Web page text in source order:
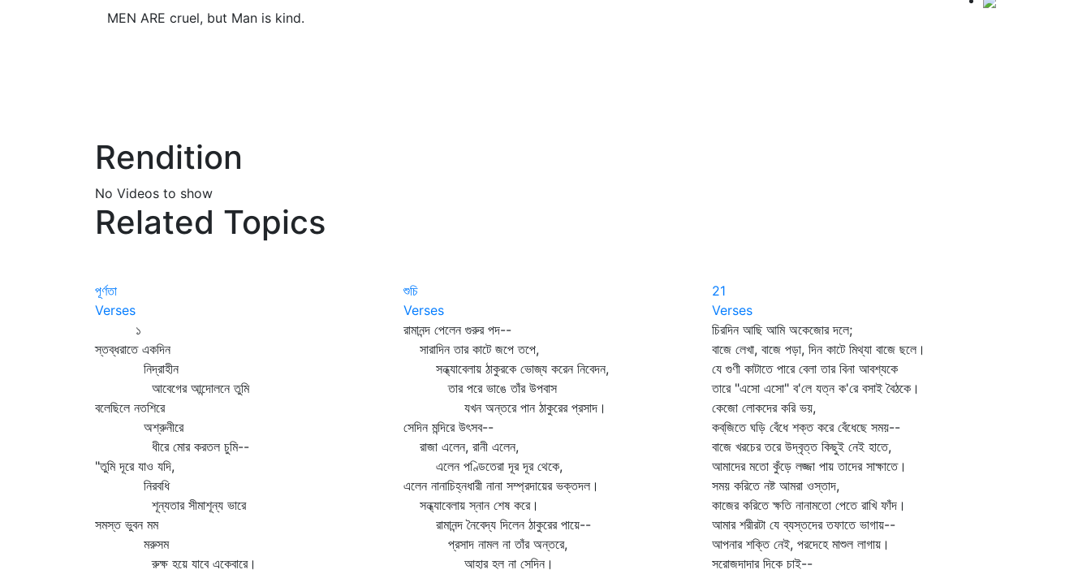
MEN ARE cruel, but Man is kind.
Rendition
No Videos to show
Related Topics
পূর্ণতা
Verses
১
স্তব্ধরাতে একদিন
নিদ্রাহীন
আবেগের আন্দোলনে তুমি
বলেছিলে নতশিরে
অশ্রুনীরে
ধীরে মোর করতল চুমি--
"তুমি দূরে যাও যদি,
নিরবধি
শূন্যতার সীমাশূন্য ভারে
সমস্ত ভুবন মম
মরুসম
রুক্ষ হয়ে যাবে একেবারে।
শুচি
Verses
রামানন্দ পেলেন গুরুর পদ--
সারাদিন তার কাটে জপে তপে,
সন্ধ্যাবেলায় ঠাকুরকে ভোজ্য করেন নিবেদন,
তার পরে ভাঙে তাঁর উপবাস
যখন অন্তরে পান ঠাকুরের প্রসাদ।
সেদিন মন্দিরে উৎসব--
রাজা এলেন, রানী এলেন,
এলেন পণ্ডিতেরা দূর দূর থেকে,
এলেন নানাচিহ্নধারী নানা সম্প্রদায়ের ভক্তদল।
সন্ধ্যাবেলায় স্নান শেষ করে।
রামানন্দ নৈবেদ্য দিলেন ঠাকুরের পায়ে--
প্রসাদ নামল না তাঁর অন্তরে,
আহার হল না সেদিন।
21
Verses
চিরদিন আছি আমি অকেজোর দলে;
বাজে লেখা, বাজে পড়া, দিন কাটে মিথ্যা বাজে ছলে।
যে গুণী কাটাতে পারে বেলা তার বিনা আবশ্যকে
তারে "এসো এসো" ব'লে যত্ন ক'রে বসাই বৈঠকে।
কেজো লোকদের করি ভয়,
কব্‌জিতে ঘড়ি বেঁধে শক্ত করে বেঁধেছে সময়--
বাজে খরচের তরে উদ্‌বৃত্ত কিছুই নেই হাতে,
আমাদের মতো কুঁড়ে লজ্জা পায় তাদের সাক্ষাতে।
সময় করিতে নষ্ট আমরা ওস্তাদ,
কাজের করিতে ক্ষতি নানামতো পেতে রাখি ফাঁদ।
আমার শরীরটা যে ব্যস্তদের তফাতে ভাগায়--
আপনার শক্তি নেই, পরদেহে মাশুল লাগায়।
সরোজদাদার দিকে চাই--